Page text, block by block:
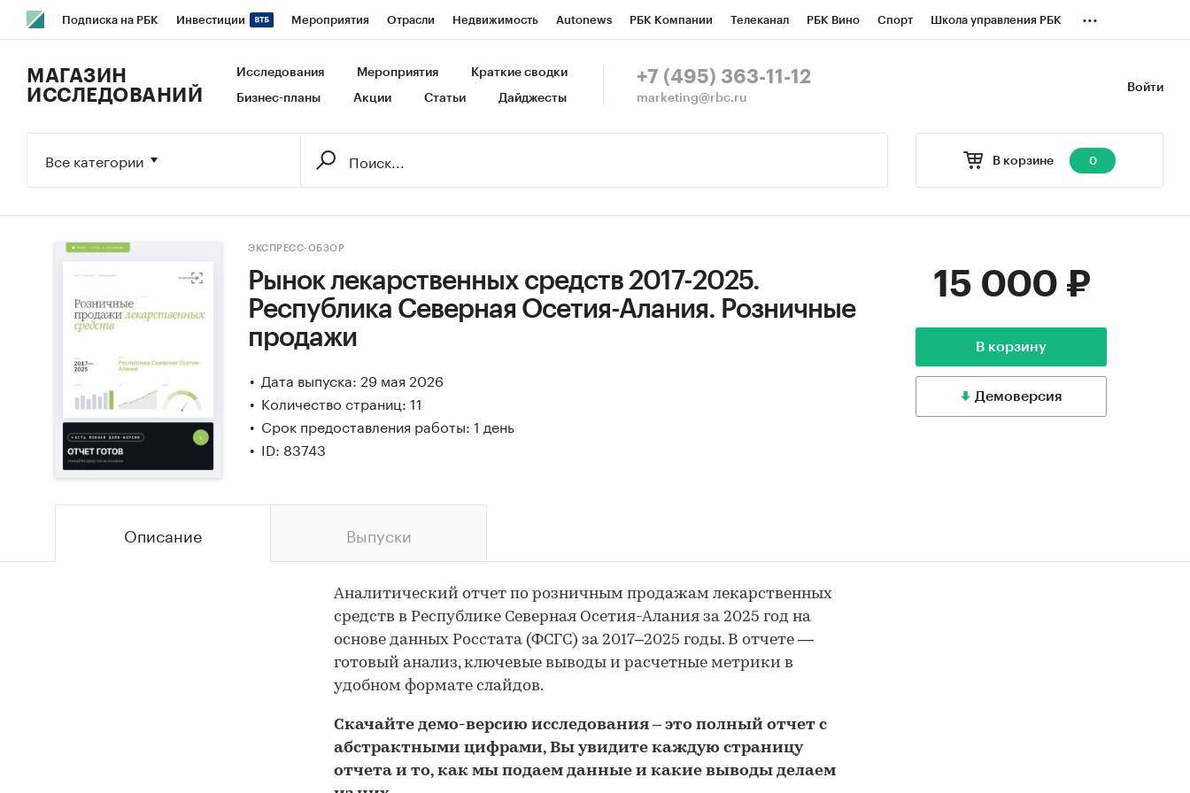
Подписка на РБК Инвестиции Мероприятия Отрасли Недвижимость Autonews РБК Компании Телеканал РБК Вино Спорт Школа управления РБК
Исследования Кредитные рейтинги Франшизы Газета Спецпроекты СПб Конференции СПб Спецпроекты
...
Войти
МАГАЗИН
ИССЛЕДОВАНИЙ
Исследования Мероприятия Краткие сводки
Бизнес-планы Акции Статьи Дайджесты
+7 (495) 363-11-12
marketing@rbc.ru
В корзине 0
Все категории
ЭКСПРЕСС-ОБЗОР
Рынок лекарственных средств 2017-2025.
Республика Северная Осетия-Алания. Розничные
продажи
Дата выпуска: 29 мая 2026
Количество страниц: 11
Срок предоставления работы: 1 день
ID: 83743
15 000 ₽
В корзину
Демоверсия
Описание Выпуски
Аналитический отчет по розничным продажам лекарственных
средств в Республике Северная Осетия-Алания за 2025 год на
основе данных Росстата (ФСГС) за 2017–2025 годы. В отчете —
готовый анализ, ключевые выводы и расчетные метрики в
удобном формате слайдов.
Скачайте демо-версию исследования – это полный отчет с
абстрактными цифрами, Вы увидите каждую страницу
отчета и то, как мы подаем данные и какие выводы делаем